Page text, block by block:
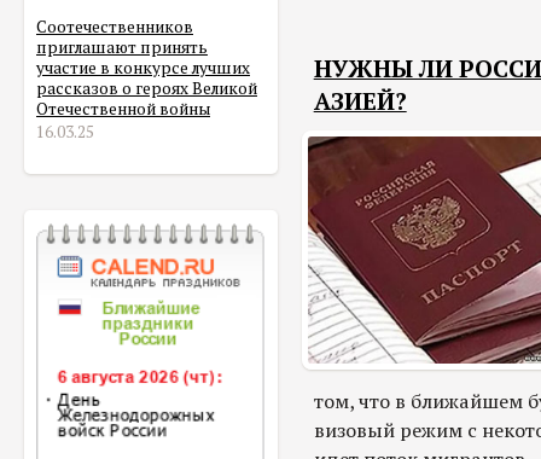
Соотечественников
приглашают принять
участие в конкурсе лучших
рассказов о героях Великой
Отечественной войны
16.03.25
НУЖНЫ ЛИ
АЗИЕЙ?
том, что в ближайшем
визовый режим с